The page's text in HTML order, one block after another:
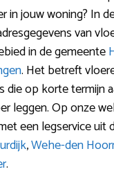
in jouw woning? In
van
in de gemeente
. Het betreft
die op korte termijn
leggen. Op onze
een legservice uit
,Wehe-den
.